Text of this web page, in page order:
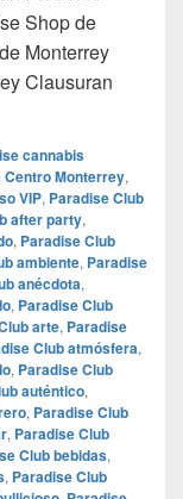
Shop de
Monterrey
Clausuran
Paradise Shop
cannabis
Centro Monterrey,
VIP, Paradise Club
after party,
, Paradise Club
ambiente, Paradise
anécdota,
, Paradise Club
arte, Paradise
Club atmósfera,
, Paradise Club
auténtico,
, Paradise Club
, Paradise Club
Club bebidas,
, Paradise Club